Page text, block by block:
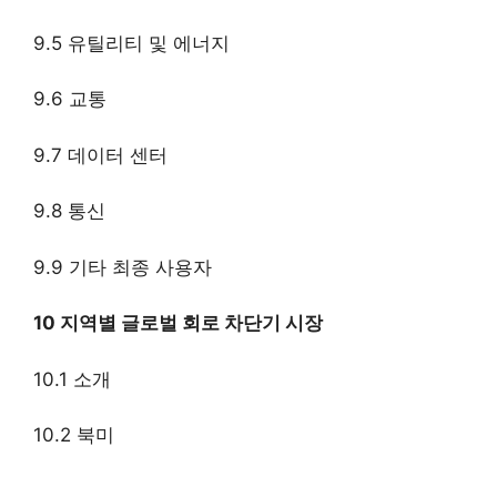
9.5 유틸리티 및 에너지
9.6 교통
9.7 데이터 센터
9.8 통신
9.9 기타 최종 사용자
10 지역별 글로벌 회로 차단기 시장
10.1 소개
10.2 북미